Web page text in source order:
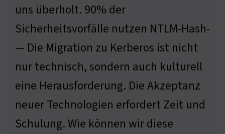
uns überholt. 90% der
Sicherheitsvorfälle nutzen NTLM-Hash-
— Die Migration zu Kerberos ist nicht
nur technisch, sondern auch kulturell
eine Herausforderung. Die Akzeptanz
neuer Technologien erfordert Zeit und
Schulung. Wie können wir diese